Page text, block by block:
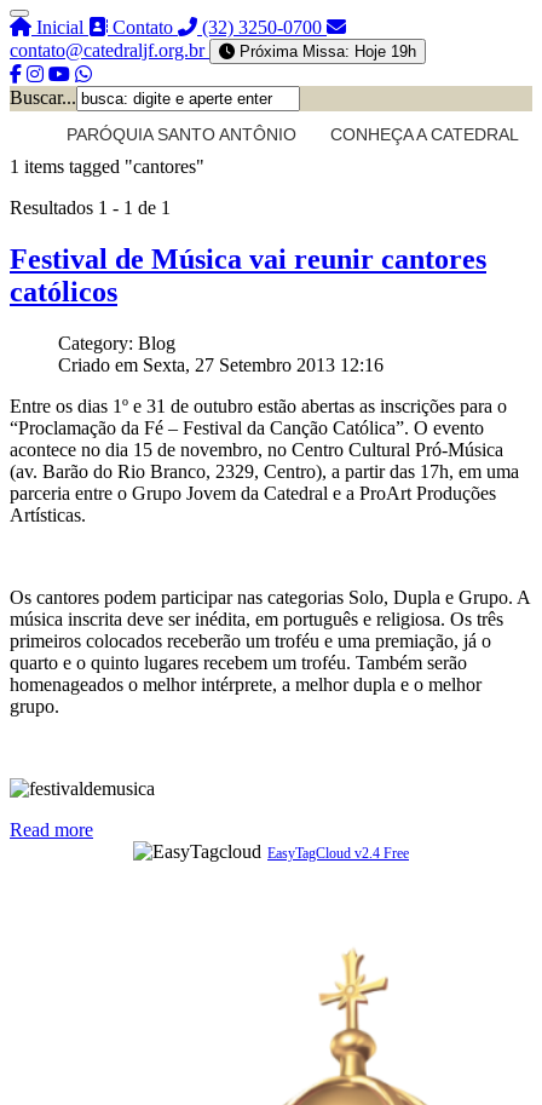
Inicial Contato
(32) 3250-0700
contato@catedraljf.org.br
Próxima Missa: Hoje 19h
Buscar...
PARÓQUIA SANTO ANTÔNIO CONHEÇA A CATEDRAL
1 items tagged "cantores"
Resultados 1 - 1 de 1
Festival de Música vai reunir cantores
católicos
Category: Blog
Criado em Sexta, 27 Setembro 2013 12:16
Entre os dias 1º e 31 de outubro estão abertas as inscrições para o
“Proclamação da Fé – Festival da Canção Católica”. O evento
acontece no dia 15 de novembro, no Centro Cultural Pró-Música
(av. Barão do Rio Branco, 2329, Centro), a partir das 17h, em uma
parceria entre o Grupo Jovem da Catedral e a ProArt Produções
Artísticas.
Os cantores podem participar nas categorias Solo, Dupla e Grupo. A
música inscrita deve ser inédita, em português e religiosa. Os três
primeiros colocados receberão um troféu e uma premiação, já o
quarto e o quinto lugares recebem um troféu. Também serão
homenageados o melhor intérprete, a melhor dupla e o melhor
grupo.
Read more
EasyTagCloud v2.4 Free